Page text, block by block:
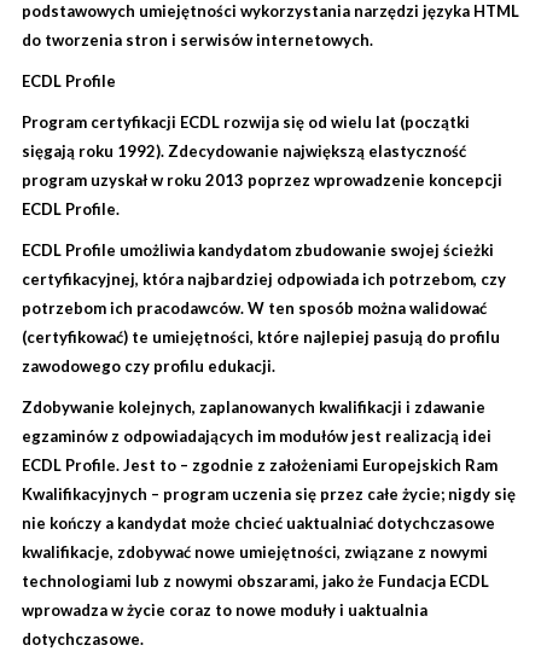
podstawowych umiejętności wykorzystania narzędzi języka HTML
do tworzenia stron i serwisów internetowych.
ECDL Profile
Program certyfikacji ECDL rozwija się od wielu lat (początki
sięgają roku 1992). Zdecydowanie największą elastyczność
program uzyskał w roku 2013 poprzez wprowadzenie koncepcji
ECDL Profile.
ECDL Profile umożliwia kandydatom zbudowanie swojej ścieżki
certyfikacyjnej, która najbardziej odpowiada ich potrzebom, czy
potrzebom ich pracodawców. W ten sposób można walidować
(certyfikować) te umiejętności, które najlepiej pasują do profilu
zawodowego czy profilu edukacji.
Zdobywanie kolejnych, zaplanowanych kwalifikacji i zdawanie
egzaminów z odpowiadających im modułów jest realizacją idei
ECDL Profile. Jest to – zgodnie z założeniami Europejskich Ram
Kwalifikacyjnych – program uczenia się przez całe życie; nigdy się
nie kończy a kandydat może chcieć uaktualniać dotychczasowe
kwalifikacje, zdobywać nowe umiejętności, związane z nowymi
technologiami lub z nowymi obszarami, jako że Fundacja ECDL
wprowadza w życie coraz to nowe moduły i uaktualnia
dotychczasowe.